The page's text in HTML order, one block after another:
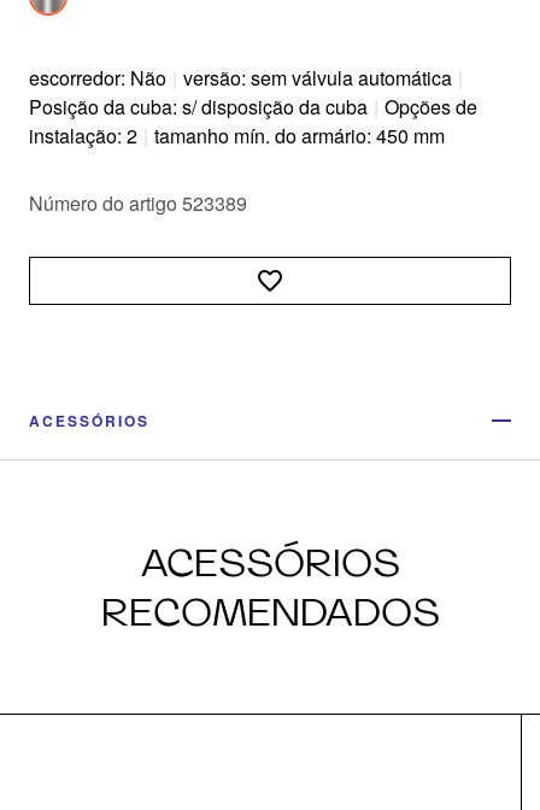
escorredor: Não | versão: sem válvula automática |
Posição da cuba: s/ disposição da cuba | Opções de
instalação: 2 | tamanho mín. do armário: 450 mm
Número do artigo 523389
ACESSÓRIOS
ACESSÓRIOS
RECOMENDADOS